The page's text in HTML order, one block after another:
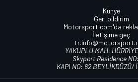
Künye
Geri bildirim
Motorsport.com'da
İletişime geç
YAKUPLU MAH.
Skyport Residence
KAPI NO: 62 BEYLİKDÜZÜ/